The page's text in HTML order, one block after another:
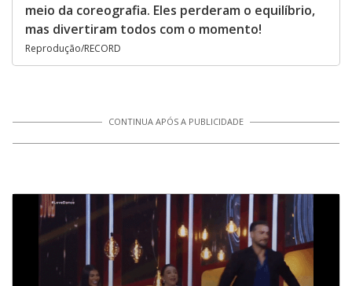
meio da coreografia. Eles perderam o equilíbrio,
mas divertiram todos com o momento!
Reprodução/RECORD
CONTINUA APÓS A PUBLICIDADE